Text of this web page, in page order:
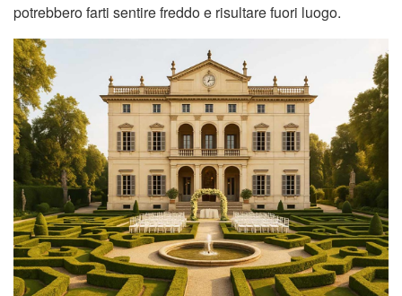
potrebbero farti sentire freddo e risultare fuori luogo.